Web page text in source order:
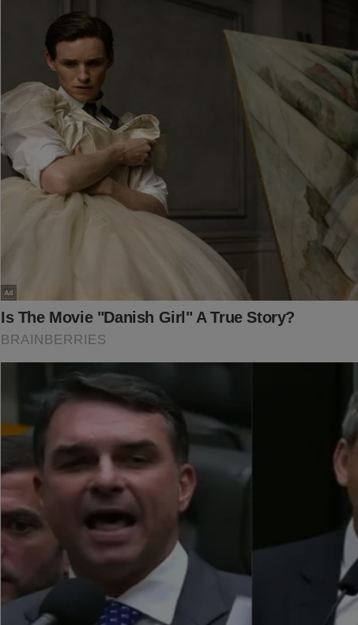
O desespero é geral! Lula expôs sua verdadeira face, que sempre
revelações do passado do petista foram expostos no polêmico
Desonesto do Brasil - A verdadeira face de Luiz Inácio Lula
enquanto é tempo. Clique no link abaixo:
https://www.conteudoconservador.com.br/products/a-maquina-
sistema-tentou-destruir-um-presidente-e-despertou-uma-nacao